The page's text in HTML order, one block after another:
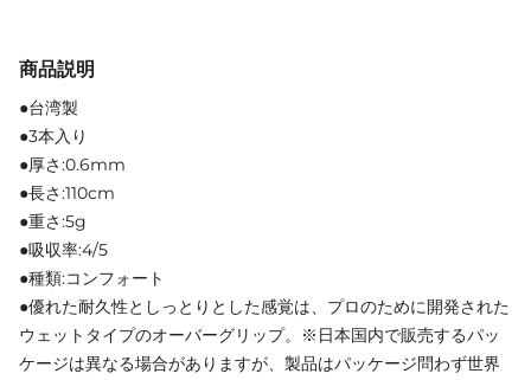
商品説明
●台湾製
●3本入り
●厚さ:0.6mm
●長さ:110cm
●重さ:5g
●吸収率:4/5
●種類:コンフォート
●優れた耐久性としっとりとした感覚は、プロのために開発された
ウェットタイプのオーバーグリップ。※日本国内で販売するパッ
ケージは異なる場合がありますが、製品はパッケージ問わず世界